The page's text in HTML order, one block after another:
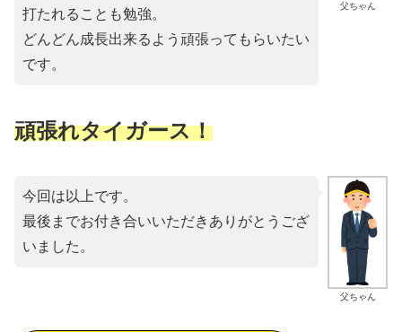
父ちゃん
打たれることも勉強。
どんどん成長出来るよう頑張ってもらいたい
です。
頑張れタイガース！
父ちゃん
今回は以上です。
最後までお付き合いいただきありがとうござ
いました。